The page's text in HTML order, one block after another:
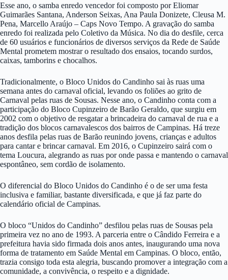
Esse ano, o samba enredo vencedor foi composto por Eliomar
Guimarães Santana, Anderson Seixas, Ana Paula Donizete, Cleusa M.
Pena, Marcello Araújo – Caps Novo Tempo. A gravação do samba
enredo foi realizada pelo Coletivo da Música. No dia do desfile, cerca
de 60 usuários e funcionários de diversos serviços da Rede de Saúde
Mental prometem mostrar o resultado dos ensaios, tocando surdos,
caixas, tamborins e chocalhos.
Tradicionalmente, o Bloco Unidos do Candinho sai às ruas uma
semana antes do carnaval oficial, levando os foliões ao grito de
Carnaval pelas ruas de Sousas. Nesse ano, o Candinho conta com a
participação do Bloco Cupinzeiro de Barão Geraldo, que surgiu em
2002 com o objetivo de resgatar a brincadeira do carnaval de rua e a
tradição dos blocos carnavalescos dos bairros de Campinas. Há treze
anos desfila pelas ruas de Barão reunindo jovens, crianças e adultos
para cantar e brincar carnaval. Em 2016, o Cupinzeiro sairá com o
tema Loucura, alegrando as ruas por onde passa e mantendo o carnaval
espontâneo, sem cordão de isolamento.
O diferencial do Bloco Unidos do Candinho é o de ser uma festa
inclusiva e familiar, bastante diversificada, e que já faz parte do
calendário oficial de Campinas.
O bloco “Unidos do Candinho” desfilou pelas ruas de Sousas pela
primeira vez no ano de 1993. A parceria entre o Cândido Ferreira e a
prefeitura havia sido firmada dois anos antes, inaugurando uma nova
forma de tratamento em Saúde Mental em Campinas. O bloco, então,
trazia consigo toda esta alegria, buscando promover a integração com a
comunidade, a convivência, o respeito e a dignidade.